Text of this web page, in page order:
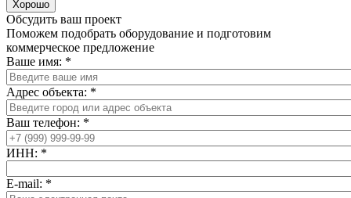
Хорошо
Обсудить ваш проект
Поможем подобрать оборудование и подготовим
коммерческое предложение
Ваше имя: *
Адрес объекта: *
Ваш телефон: *
ИНН: *
E-mail: *